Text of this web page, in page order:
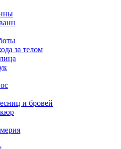
за телом
и бровей